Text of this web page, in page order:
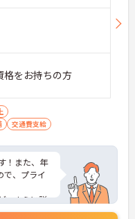
をお持ちの方
交通費支給
！また、年
で、プライ
、さらに詳
ださい。